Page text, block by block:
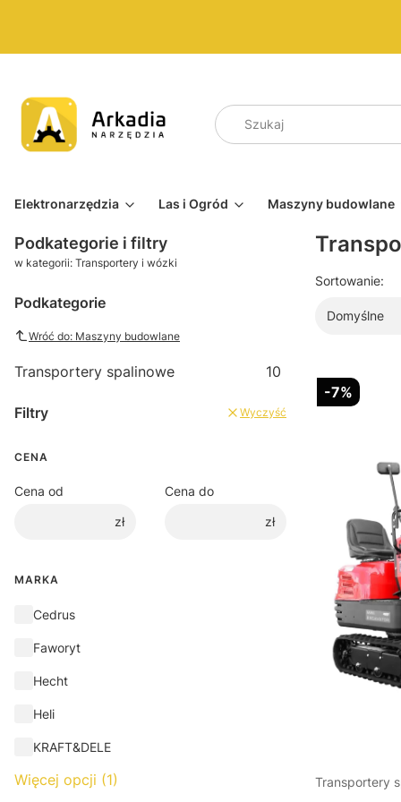
Elektronarzędzia Las i Ogród Maszyny budowlane
Podkategorie i filtry
w kategorii: Transportery i wózki
Podkategorie
Wróć do: Maszyny budowlane
Transportery spalinowe 10
Filtry Wyczyść
CENA
Cena od
zł
Cena do
zł
MARKA
Marka
Cedrus
Faworyt
Hecht
Heli
KRAFT&DELE
Więcej opcji (1)
Sortowanie:
Domyślne
-7%
Transportery